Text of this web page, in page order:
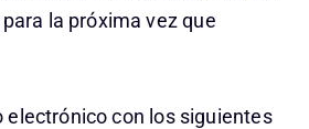
la próxima vez que
electrónico con los siguientes